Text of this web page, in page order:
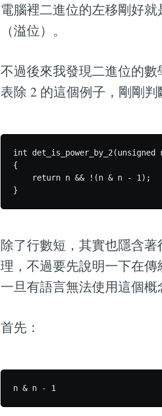
電腦裡二進位的左移剛好
（溢位）。
不過後來我發現二進位的
表除 2 的這個例子，剛剛
int det_is_power_by_2(unsigned
{
    return n && !(n & n - 1);
除了行數短，其實也隱含
理，不過要先說明一下在
一旦有語言無法使用這個概
首先：